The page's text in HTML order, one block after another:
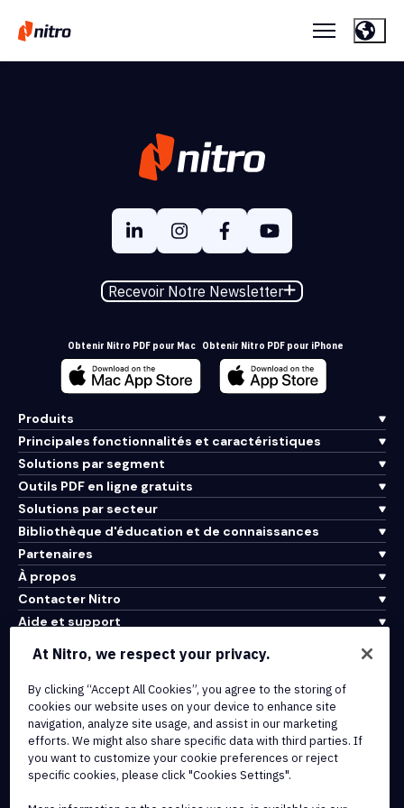
Recevoir Notre Newsletter
Obtenir Nitro PDF pour Mac Obtenir Nitro PDF pour iPhone
Produits
Principales fonctionnalités et caractéristiques
Solutions par segment
Outils PDF en ligne gratuits
Solutions par secteur
Bibliothèque d'éducation et de connaissances
Partenaires
À propos
Contacter Nitro
Aide et support
Conditions d'utilisation
Politique de cookies
Politique de copyright
Toutes les conditions et politiques
At Nitro, we respect your privacy.
By clicking “Accept All Cookies”, you agree to the storing of
cookies our website uses on your device to enhance site
navigation, analyze site usage, and assist in our marketing
efforts. We might also share specific data with third parties. If
you want to customize your cookie preferences or reject
specific cookies, please click "Cookies Settings".